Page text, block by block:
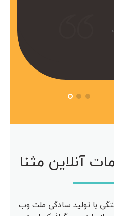
آنلاین مثنا
با تولید سادگی ملت وب